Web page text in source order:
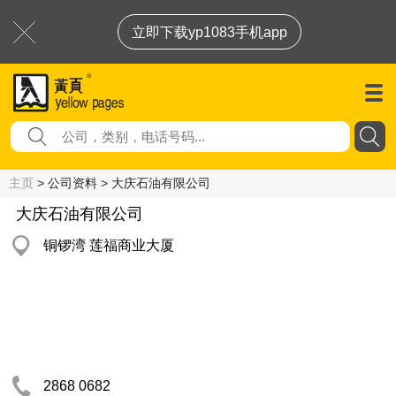
立即下载yp1083手机app
主页 > 公司资料 > 大庆石油有限公司
大庆石油有限公司
铜锣湾 莲福商业大厦
2868 0682